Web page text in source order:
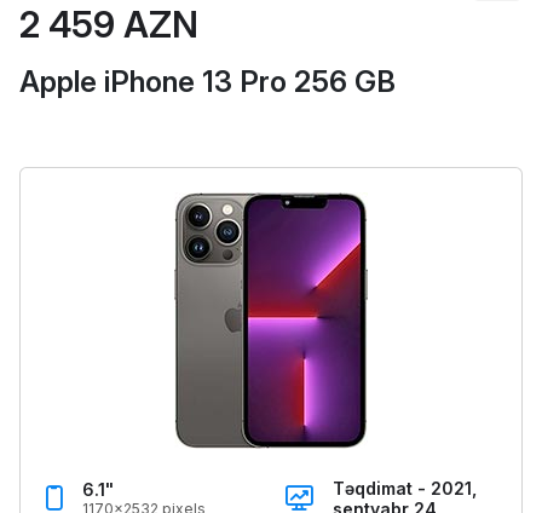
2 459 AZN
Apple iPhone 13 Pro 256 GB
6.1"
1170x2532 pixels
Təqdimat - 2021,
sentyabr 24